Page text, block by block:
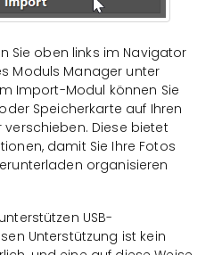
Sie oben links im Navigator
Moduls Manager unter
Import-Modul können Sie
Speicherkarte auf Ihren
Diese bietet
damit Sie Ihre Fotos
organisieren
USB-
Unterstützung ist kein